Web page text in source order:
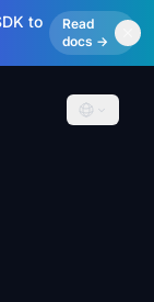
to
Read
docs →